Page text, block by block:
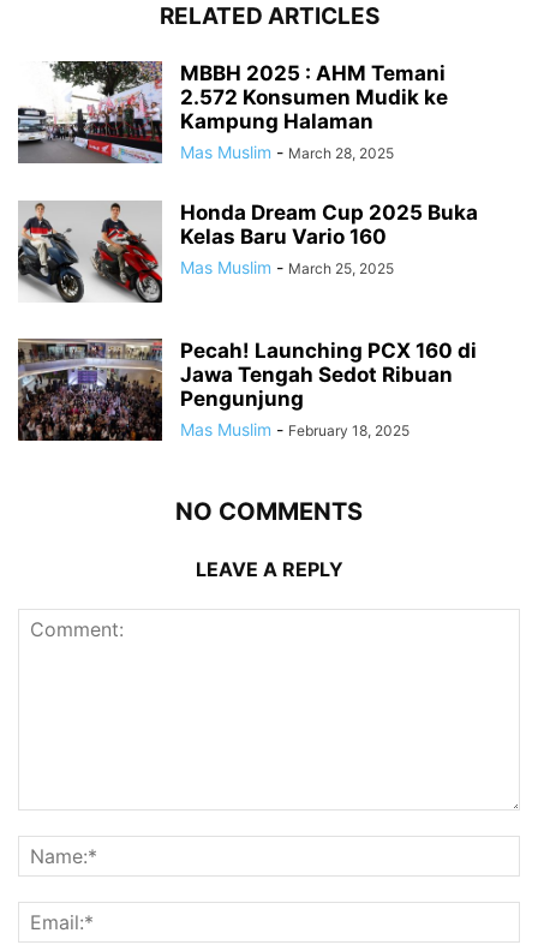
RELATED ARTICLES
MBBH 2025 : AHM Temani
2.572 Konsumen Mudik ke
Kampung Halaman
Mas Muslim - March 28, 2025
Honda Dream Cup 2025 Buka
Kelas Baru Vario 160
Mas Muslim - March 25, 2025
Pecah! Launching PCX 160 di
Jawa Tengah Sedot Ribuan
Pengunjung
Mas Muslim - February 18, 2025
NO COMMENTS
LEAVE A REPLY